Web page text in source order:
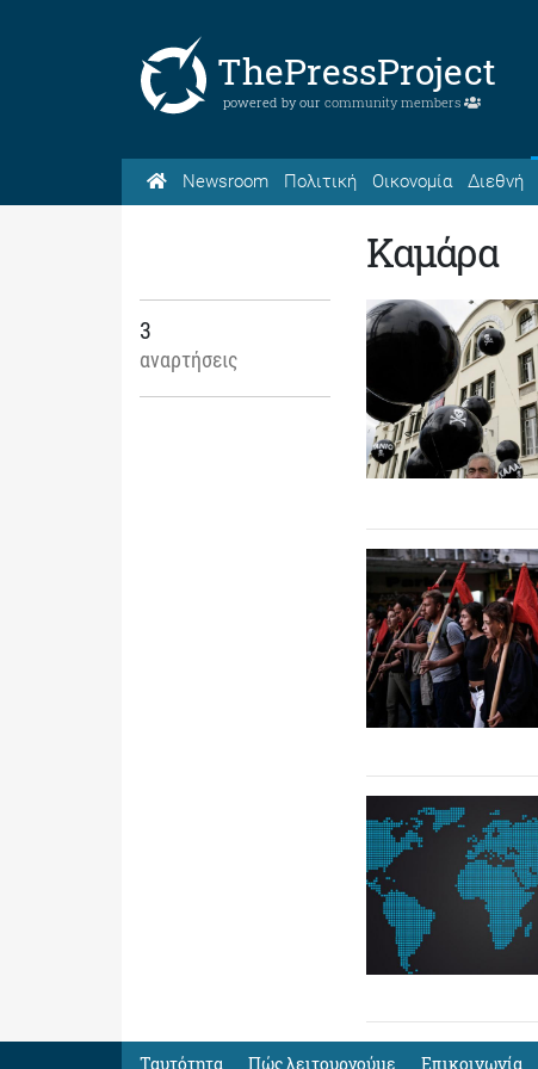
ThePressProject
powered by our community members
Newsroom Πολιτική Οικονομία Διεθνή
Καμάρα
3
αναρτήσεις
Ταυτότητα Πώς λειτουργούμε Eπικοινωνία